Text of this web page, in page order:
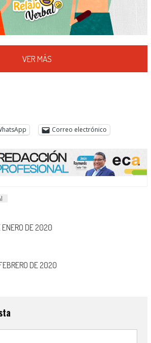
VER MÁS
Correo electrónico
DE 2020
DE 2020